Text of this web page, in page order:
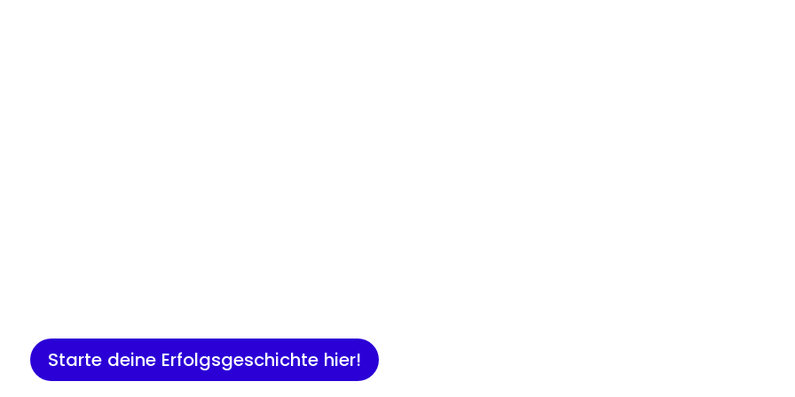
Starte deine Erfolgsgeschichte hier!